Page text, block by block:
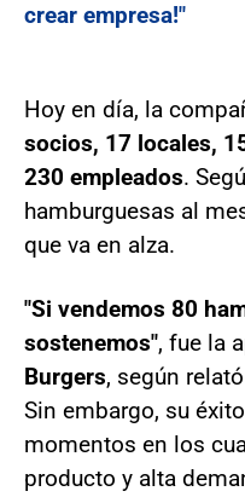
crear empresa!"
Hoy en día, la
socios, 17 locales,
230 empleados.
hamburguesas al
que va en alza.
"Si vendemos 80
sostenemos", fue la
Burgers, según
Sin embargo, su
momentos en los
producto y alta